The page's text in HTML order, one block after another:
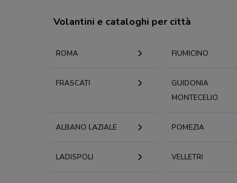
Volantini e cataloghi per città
ROMA FIUMICINO
FRASCATI
GUIDONIA
MONTECELIO
ALBANO LAZIALE POMEZIA
LADISPOLI VELLETRI